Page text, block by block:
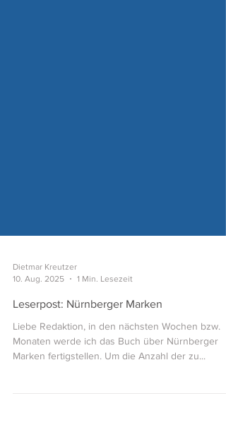
10. Aug. 2025
1 Min. Lesezeit
Leserpost: Nürnberger Marken
Liebe Redaktion, in den nächsten Wochen bzw.
Monaten werde ich das Buch über Nürnberger